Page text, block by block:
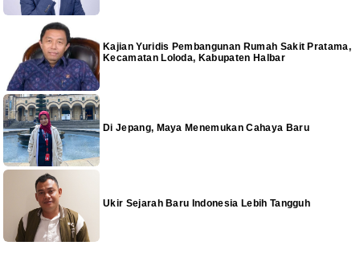
Kajian Yuridis Pembangunan Rumah Sakit Pratama,
Kecamatan Loloda, Kabupaten Halbar
Di Jepang, Maya Menemukan Cahaya Baru
Ukir Sejarah Baru Indonesia Lebih Tangguh